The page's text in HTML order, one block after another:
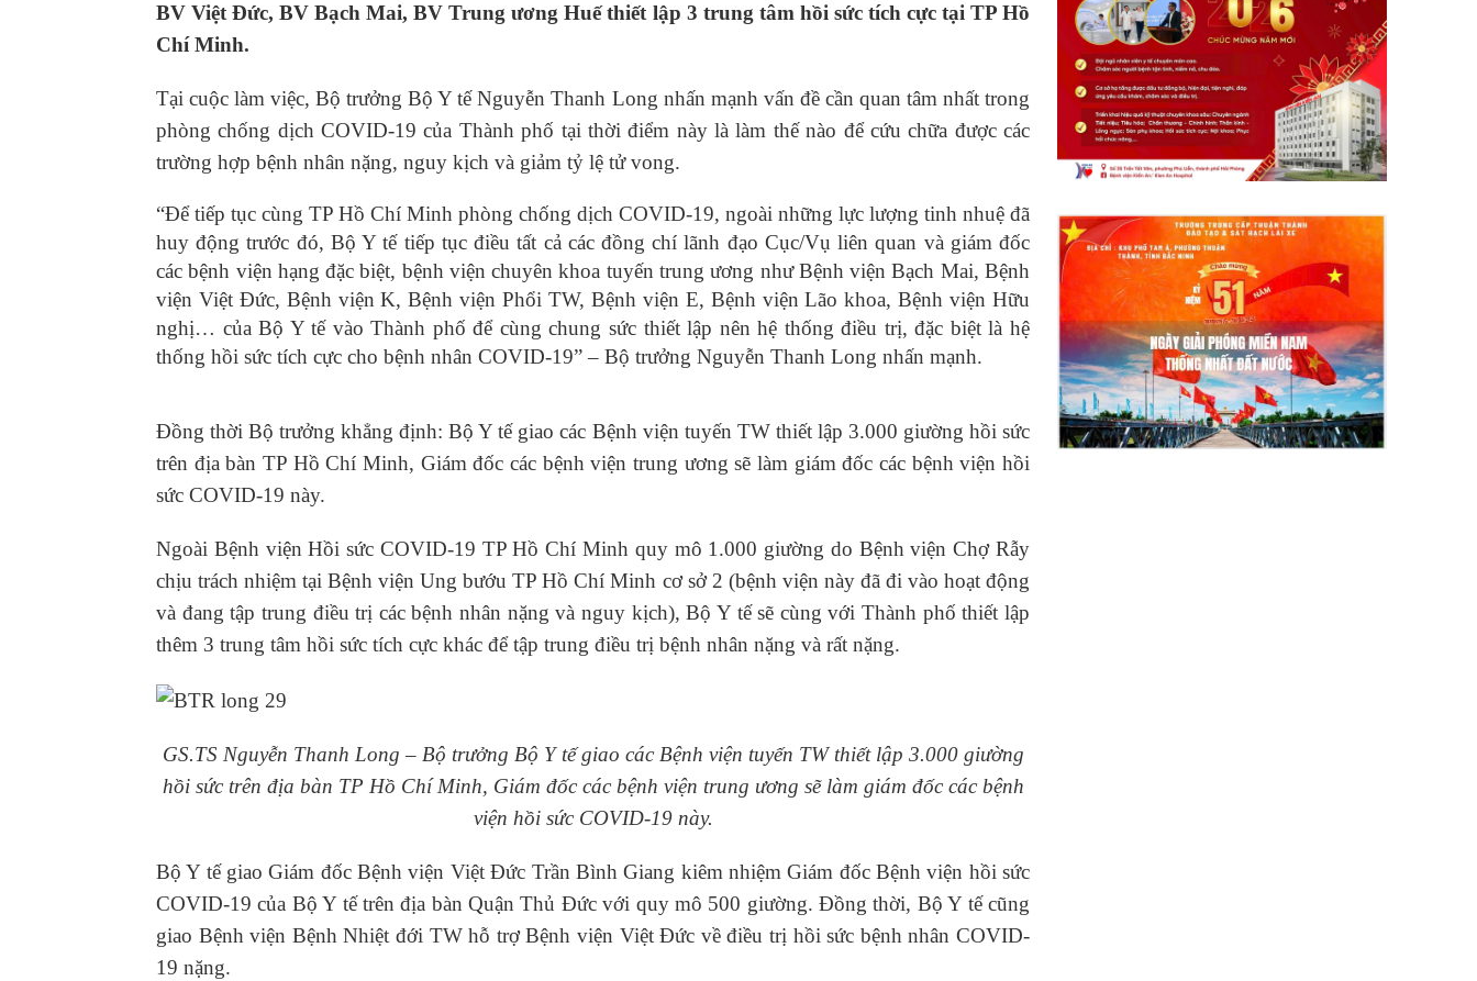
BV Việt Đức, BV Bạch Mai, BV Trung ương Huế thiết lập 3 trung tâm hồi sức tích cực tại TP Hồ
Chí Minh.
Tại cuộc làm việc, Bộ trưởng Bộ Y tế Nguyễn Thanh Long nhấn mạnh vấn đề cần quan tâm nhất trong
phòng chống dịch COVID-19 của Thành phố tại thời điểm này là làm thế nào để cứu chữa được các
trường hợp bệnh nhân nặng, nguy kịch và giảm tỷ lệ tử vong.
“Để tiếp tục cùng TP Hồ Chí Minh phòng chống dịch COVID-19, ngoài những lực lượng tinh nhuệ đã
huy động trước đó, Bộ Y tế tiếp tục điều tất cả các đồng chí lãnh đạo Cục/Vụ liên quan và giám đốc
các bệnh viện hạng đặc biệt, bệnh viện chuyên khoa tuyến trung ương như Bệnh viện Bạch Mai, Bệnh
viện Việt Đức, Bệnh viện K, Bệnh viện Phổi TW, Bệnh viện E, Bệnh viện Lão khoa, Bệnh viện Hữu
nghị… của Bộ Y tế vào Thành phố để cùng chung sức thiết lập nên hệ thống điều trị, đặc biệt là hệ
thống hồi sức tích cực cho bệnh nhân COVID-19” – Bộ trưởng Nguyễn Thanh Long nhấn mạnh.
Đồng thời Bộ trưởng khẳng định: Bộ Y tế giao các Bệnh viện tuyến TW thiết lập 3.000 giường hồi sức
trên địa bàn TP Hồ Chí Minh, Giám đốc các bệnh viện trung ương sẽ làm giám đốc các bệnh viện hồi
sức COVID-19 này.
Ngoài Bệnh viện Hồi sức COVID-19 TP Hồ Chí Minh quy mô 1.000 giường do Bệnh viện Chợ Rẫy
chịu trách nhiệm tại Bệnh viện Ung bướu TP Hồ Chí Minh cơ sở 2 (bệnh viện này đã đi vào hoạt động
và đang tập trung điều trị các bệnh nhân nặng và nguy kịch), Bộ Y tế sẽ cùng với Thành phố thiết lập
thêm 3 trung tâm hồi sức tích cực khác để tập trung điều trị bệnh nhân nặng và rất nặng.
GS.TS Nguyễn Thanh Long – Bộ trưởng Bộ Y tế giao các Bệnh viện tuyến TW thiết lập 3.000 giường
hồi sức trên địa bàn TP Hồ Chí Minh, Giám đốc các bệnh viện trung ương sẽ làm giám đốc các bệnh
viện hồi sức COVID-19 này.
Bộ Y tế giao Giám đốc Bệnh viện Việt Đức Trần Bình Giang kiêm nhiệm Giám đốc Bệnh viện hồi sức
COVID-19 của Bộ Y tế trên địa bàn Quận Thủ Đức với quy mô 500 giường. Đồng thời, Bộ Y tế cũng
giao Bệnh viện Bệnh Nhiệt đới TW hỗ trợ Bệnh viện Việt Đức về điều trị hồi sức bệnh nhân COVID-
19 nặng.